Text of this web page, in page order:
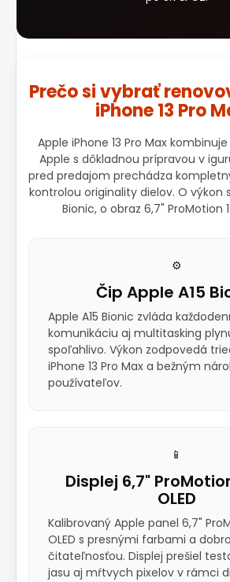
Prečo si vybrať
iPhone 13 Pro
Apple iPhone 13 Pro Max
Apple s dôkladnou prípravou v
pred predajom prechádza
kontrolou originality dielov. O výkon
Bionic, o obraz 6,7" ProMotion
⚙️
Čip Apple A15
Apple A15 Bionic zvláda
komunikáciu aj multitasking
spoľahlivo. Výkon zodpovedá
iPhone 13 Pro Max a bežným
používateľov.
📱
Displej 6,7"
OLED
Kalibrovaný Apple panel 6,7"
OLED s presnými farbami a
čitateľnosťou. Displej prešiel
jasu aj mŕtvych pixelov v rámci